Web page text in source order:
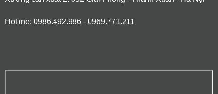
Hotline: 0986.492.986 - 0969.771.211